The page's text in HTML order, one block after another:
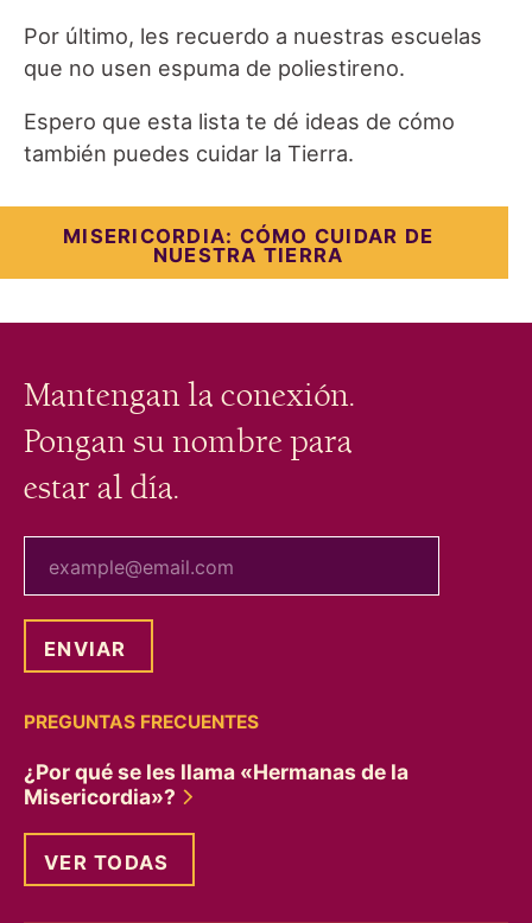
Por último, les recuerdo a nuestras escuelas
que no usen espuma de poliestireno.
Espero que esta lista te dé ideas de cómo
también puedes cuidar la Tierra.
MISERICORDIA: CÓMO CUIDAR DE
NUESTRA TIERRA
Mantengan la conexión.
Pongan su nombre para
estar al día.
PREGUNTAS FRECUENTES
¿Por qué se les llama «Hermanas de la
Misericordia»?
VER TODAS